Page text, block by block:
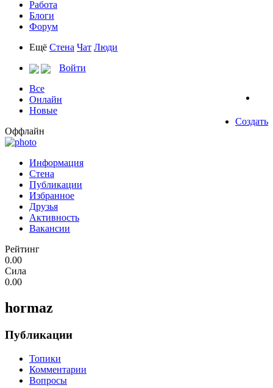
Работа
Блоги
Форум
Ещё Стена Чат Люди
Войти
Все
Онлайн
Новые
Создать
Оффлайн
Информация
Стена
Публикации
Избранное
Друзья
Активность
Вакансии
Рейтинг
0.00
Сила
0.00
hormaz
Публикации
Топики
Комментарии
Вопросы